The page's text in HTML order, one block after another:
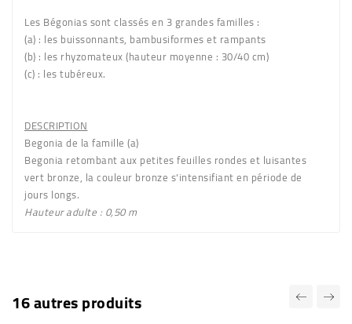
Les Bégonias sont classés en 3 grandes familles :
(a) : les buissonnants, bambusiformes et rampants
(b) : les rhyzomateux (hauteur moyenne : 30/40 cm)
(c) : les tubéreux.
DESCRIPTION
Begonia de la famille (a)
Begonia retombant aux petites feuilles rondes et luisantes
vert bronze, la couleur bronze s'intensifiant en période de
jours longs.
Hauteur adulte : 0,50 m
16 autres produits